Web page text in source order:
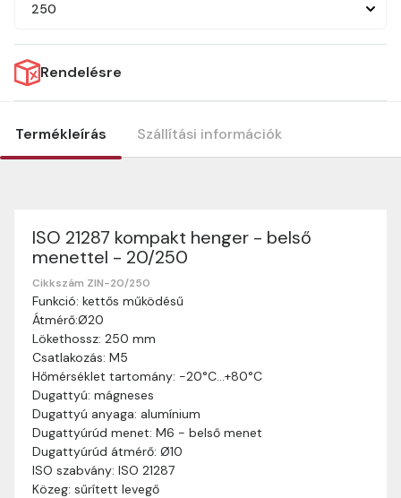
250
Rendelésre
Termékleírás Szállítási információk
ISO 21287 kompakt henger - belső
menettel - 20/250
Cikkszám ZIN-20/250
Funkció: kettős működésű
Átmérő:Ø20
Lökethossz: 250 mm
Csatlakozás: M5
Hőmérséklet tartomány: -20°C…+80°C
Dugattyú: mágneses
Dugattyú anyaga: alumínium
Dugattyúrúd menet: M6 - belső menet
Dugattyúrúd átmérő: Ø10
ISO szabvány: ISO 21287
Közeg: sűrített levegő
Szállítási információk
Nagyon köszönjük, hogy webshopunkat választottátok
vásárlásaitokhoz. Az alábbiakban megtaláljátok szállítási
információinkat, hogy a vásárlásotok gördülékenyen és
zökkenőmentesen történhessen.
Szállítási idő:
munkanapon belül kézbesítjük. Amennyiben
valamilyen okból kifolyólag a szállítás hosszabb
ideig tart, előre értesítünk benneteket.
Szállítási díj: A szállítási díj függ a termék súlyától
és a szállítási cím távolságától. A pontos szállítási
díjat a vásárlás folyamata során megtekinthetitek,
mielőtt a rendelést véglegesítitek.